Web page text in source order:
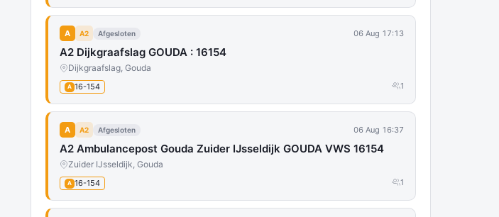
A A2 Afgesloten 06 Aug 17:13
A2 Dijkgraafslag GOUDA : 16154
Dijkgraafslag, Gouda
A 16-154 1
A A2 Afgesloten 06 Aug 16:37
A2 Ambulancepost Gouda Zuider IJsseldijk GOUDA VWS 16154
Zuider IJsseldijk, Gouda
A 16-154 1